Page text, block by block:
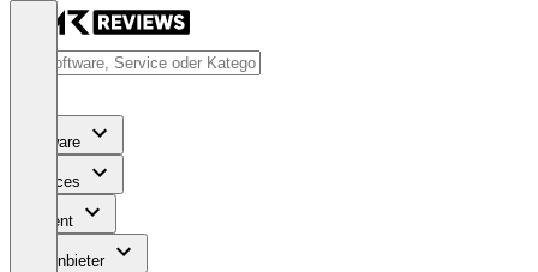
Software
Services
Content
Für Anbieter